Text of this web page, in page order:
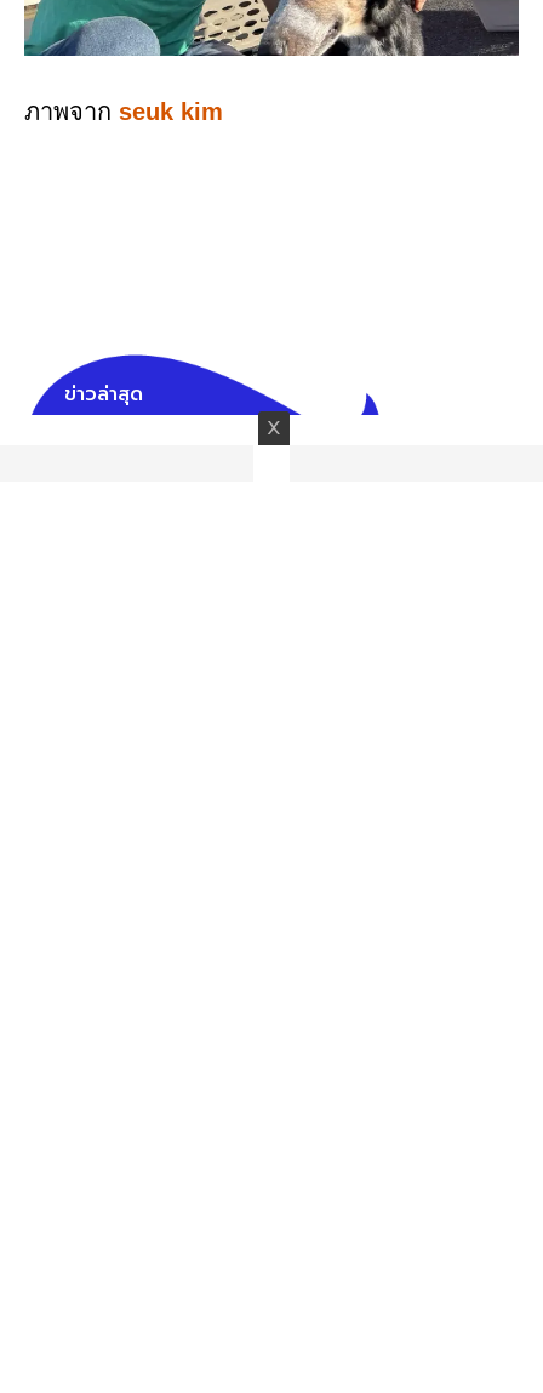
ภาพจาก seuk kim
ข่าวล่าสุด